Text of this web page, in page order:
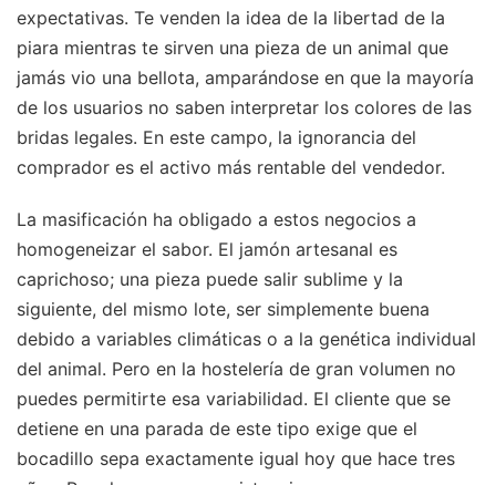
expectativas. Te venden la idea de la libertad de la
piara mientras te sirven una pieza de un animal que
jamás vio una bellota, amparándose en que la mayoría
de los usuarios no saben interpretar los colores de las
bridas legales. En este campo, la ignorancia del
comprador es el activo más rentable del vendedor.
La masificación ha obligado a estos negocios a
homogeneizar el sabor. El jamón artesanal es
caprichoso; una pieza puede salir sublime y la
siguiente, del mismo lote, ser simplemente buena
debido a variables climáticas o a la genética individual
del animal. Pero en la hostelería de gran volumen no
puedes permitirte esa variabilidad. El cliente que se
detiene en una parada de este tipo exige que el
bocadillo sepa exactamente igual hoy que hace tres